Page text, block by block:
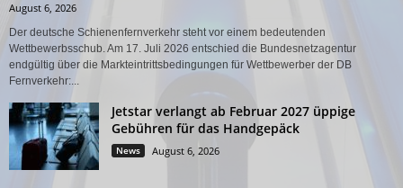
August 6, 2026
Der deutsche Schienenfernverkehr steht vor einem bedeutenden
Wettbewerbsschub. Am 17. Juli 2026 entschied die Bundesnetzagentur
endgültig über die Markteintrittsbedingungen für Wettbewerber der DB
Fernverkehr:...
Jetstar verlangt ab Februar 2027 üppige
Gebühren für das Handgepäck
News August 6, 2026